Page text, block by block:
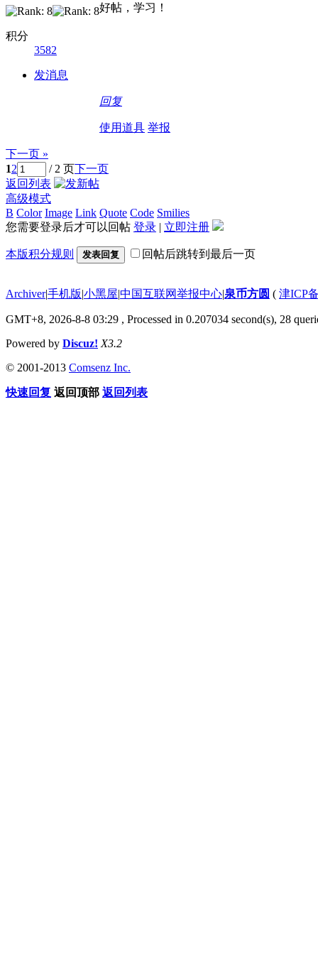
积分
3582
发消息
好帖，学习！
回复
使用道具 举报
下一页 »
12 / 2 页下一页
返回列表
高级模式
B Color Image Link Quote Code Smilies
您需要登录后才可以回帖 登录 | 立即注册
本版积分规则 发表回复 回帖后跳转到最后一页
Archiver|手机版|小黑屋|中国互联网举报中心|泉币方圆 ( 津ICP
GMT+8, 2026-8-8 03:29 , Processed in 0.207034 second(s), 28
Powered by Discuz! X3.2
© 2001-2013 Comsenz Inc.
快速回复 返回顶部 返回列表